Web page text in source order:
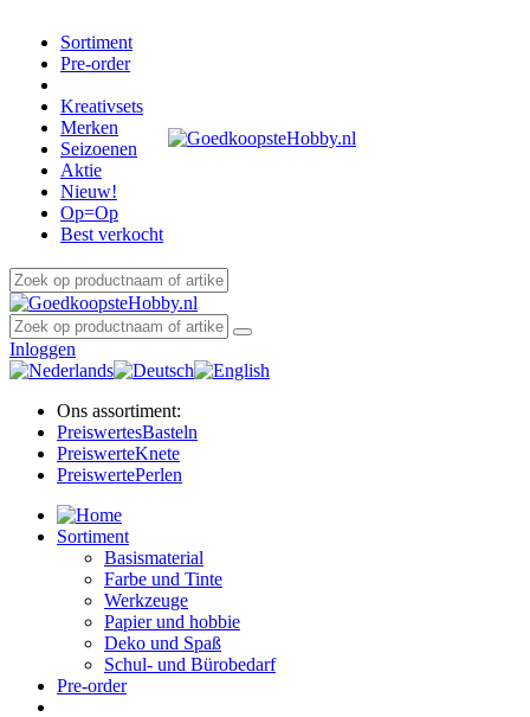
Sortiment
Pre-order
Kreativsets
Merken
Seizoenen
Aktie
Nieuw!
Op=Op
Best verkocht
Inloggen
Ons assortiment:
PreiswertesBasteln
PreiswerteKnete
PreiswertePerlen
Sortiment
Basismaterial
Farbe und Tinte
Werkzeuge
Papier und hobbie
Deko und Spaß
Schul- und Bürobedarf
Pre-order